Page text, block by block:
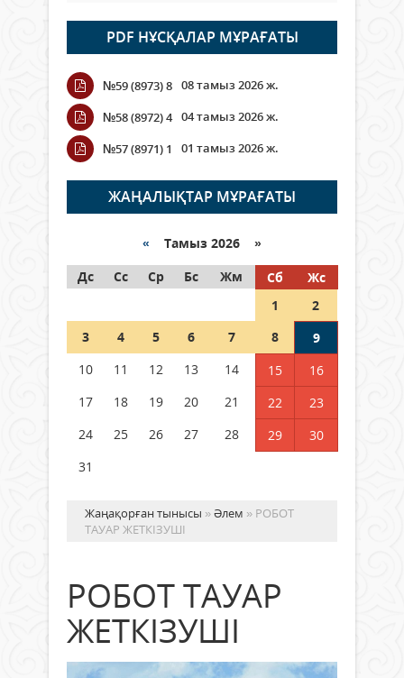
Open Air: Қызылорда облысы
полиция департаменті 20
мыңнан астам көрерменнің
қауіпсіздігін қамтамасыз етті
06 тамыз 2026 ж.
Wi-Fi ҚАБЫРҒА АРҚЫЛЫ ҚАЛАЙ
ӨТЕДІ?
06 тамыз 2026 ж. 274
граждане Казахстана,
05 тамыз 2026 ж. 155
Шетелде жүрген Қазақстан
азаматтары қалай дауыс бере
PDF НҰСҚАЛАР МҰРАҒАТЫ
№59 (8973) 8 08 тамыз 2026 ж.
№58 (8972) 4 04 тамыз 2026 ж.
№57 (8971) 1
01 тамыз 2026 ж.
ЖАҢАЛЫҚТАР МҰРАҒАТЫ
« Тамыз 2026 »
Дс
Сс Ср Бс Жм Сб
Жс
1
2
3
4 5 6 7 8
9
10
11 12 13 14 15
16
17
18 19 20 21 22
23
24
25 26 27 28 29
30
31
Жаңақорған тынысы »Әлем » РОБОТ
ТАУАР ЖЕТКІЗУШІ
РОБОТ ТАУАР
ЖЕТКІЗУШІ